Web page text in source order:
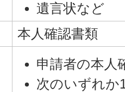
遺言状など
本人確認書類
申請者の本人
次のいずれか